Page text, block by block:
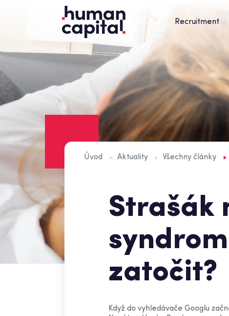
Recruitment
Úvod Aktuality Všechny články
Strašák
zatočit?
Když do vyhledávače Googlu